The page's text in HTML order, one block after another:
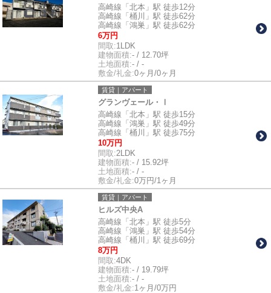
高崎線「北本」駅 徒歩12分
高崎線「桶川」駅 徒歩62分
高崎線「鴻巣」駅 徒歩62分
6万円
間取:1LDK
建物面積:- / 12.70坪
土地面積:- / -
敷金/礼金:0ヶ月/0ヶ月
賃貸｜アパート
グランヴェール・Ⅰ
高崎線「北本」駅 徒歩15分
高崎線「鴻巣」駅 徒歩49分
高崎線「桶川」駅 徒歩75分
10万円
間取:2LDK
建物面積:- / 15.92坪
土地面積:- / -
敷金/礼金:0万円/1ヶ月
賃貸｜アパート
ヒルズ中央A
高崎線「北本」駅 徒歩5分
高崎線「鴻巣」駅 徒歩54分
高崎線「桶川」駅 徒歩69分
8万円
間取:4DK
建物面積:- / 19.79坪
土地面積:- / -
敷金/礼金:1ヶ月/0万円